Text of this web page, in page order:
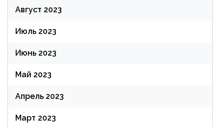
Август 2023
Июль 2023
Июнь 2023
Май 2023
Апрель 2023
Март 2023